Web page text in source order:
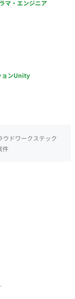
マ・エンジニア
ョンUnity
ウドワークステック
件